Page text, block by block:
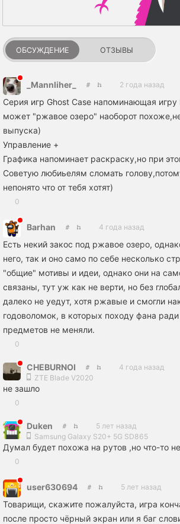
ОБСУЖДЕНИЕ ОТЗЫВЫ
_Mannliher_ 2 года назад
Серия игр Ghost Case напоминающая игру
может "ржавое озеро" наоборот
выпуска)
Управление +
Графика напоминает раскраску,но при
Советую любиьелям сломать
непонято что от тебя хотят)
0
Barhan 4 года назад
Есть некий закос под ржавое озеро,
него, так и оно само по себе несколько
"общие" мотивы и идеи, однако они на
связаны, тут уж как не верти, но без
далеко не уедут, хотя ржавые и смогли
годоволомок, в которых походу фана
предметов не меняли.
0
CHEBURNOI
4 года назад
ZTE Blade V2020
не зашло
0
Duken
5 лет назад
Samsung Galaxy S20+ 5G SD865
Думал будет похожа на рутов ,но что-то
0
user630694 5 лет назад
Товарищи, скажите пожалуйста, игра
после просто чёрный экран или я баг